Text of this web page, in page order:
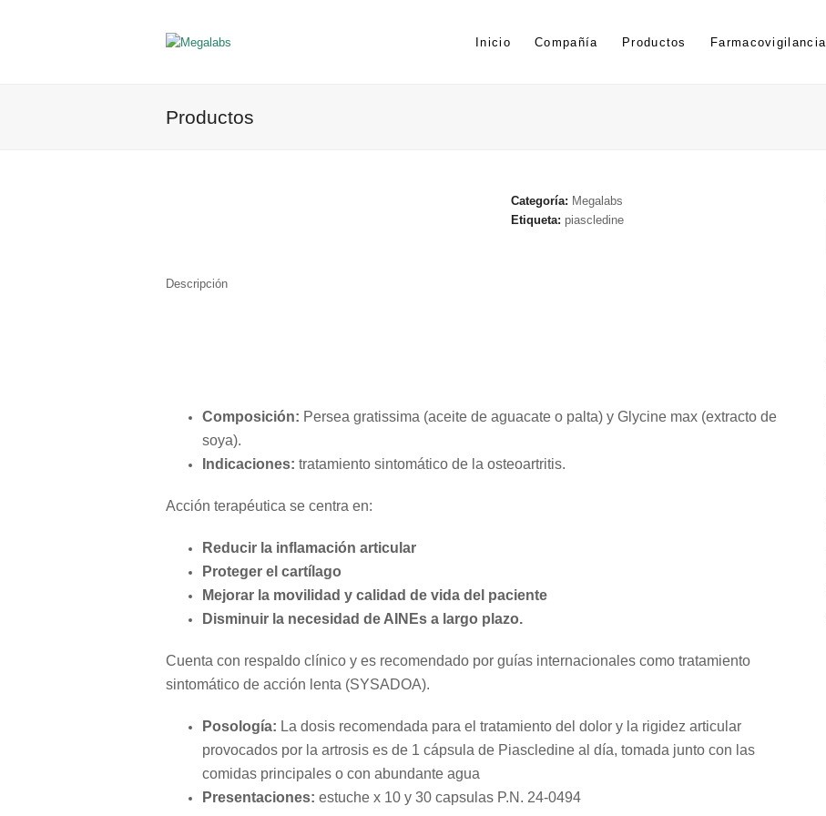
Inicio Compañía Productos Farmacovigilancia
Productos
Categoría: Megalabs
Etiqueta: piascledine
Descripción
Composición: Persea gratissima (aceite de aguacate o palta) y Glycine max (extracto de
soya).
Indicaciones: tratamiento sintomático de la osteoartritis.
Acción terapéutica se centra en:
Reducir la inflamación articular
Proteger el cartílago
Mejorar la movilidad y calidad de vida del paciente
Disminuir la necesidad de AINEs a largo plazo.
Cuenta con respaldo clínico y es recomendado por guías internacionales como tratamiento
sintomático de acción lenta (SYSADOA).
Posología: La dosis recomendada para el tratamiento del dolor y la rigidez articular
provocados por la artrosis es de 1 cápsula de Piascledine al día, tomada junto con las
comidas principales o con abundante agua
Presentaciones: estuche x 10 y 30 capsulas P.N. 24-0494